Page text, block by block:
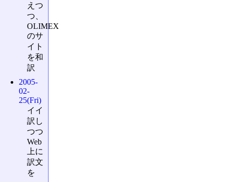
えつ
つ、
OLIMEX
のサ
イト
を和
訳
2005-
02-
25(Fri)
イイ
訳し
つつ
Web
上に
訳文
を